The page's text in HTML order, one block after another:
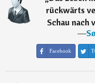
rückwärts
Schau nach
―
Facebook